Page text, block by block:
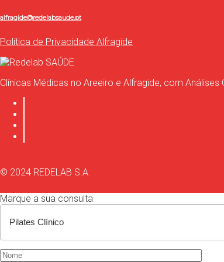
alfragide@redelabsaude.pt
Política de Privacidade Alfragide
Clínicas Médicas no Areeiro e Alfragide, com Análises
© 2024 REDELAB S.A.
Marque a sua consulta